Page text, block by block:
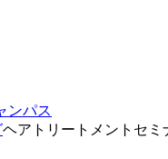
ンパス
ヘアトリートメントセミ